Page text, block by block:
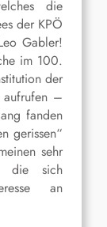
die
der KPÖ
Gabler!
im 100.
der
aufrufen –
fanden
gerissen“
sehr
die sich
an